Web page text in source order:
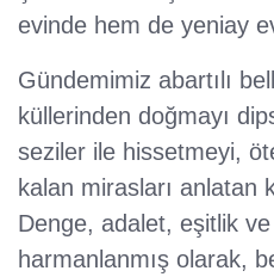
evinde hem de yeniay
Gündemimiz abartılı
küllerinden doğmayı
seziler ile hissetmeyi,
kalan mirasları anlatan
Denge, adalet, eşitlik
harmanlanmış olarak,